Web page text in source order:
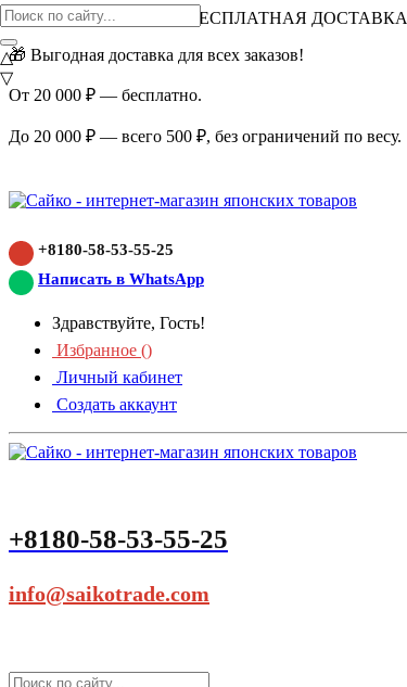
ВНИМАНИЕ АКЦИЯ!
БЕСПЛАТНАЯ ДОСТАВКА
🎁 Выгодная доставка для всех заказов!
От 20 000 ₽ — бесплатно.
До 20 000 ₽ — всего 500 ₽, без ограничений по весу.
+8180-58-53-55-25
Написать в WhatsApp
Здравствуйте, Гость!
Избранное ()
Личный кабинет
Создать аккаунт
+8180-58-53-55-25
info@saikotrade.com
△
▽